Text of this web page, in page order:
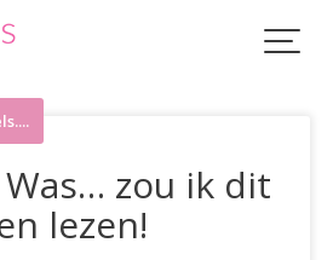
Was… zou ik dit
lezen!